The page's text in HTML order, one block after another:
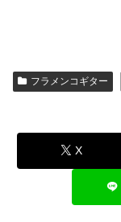
フラメンコギター
X